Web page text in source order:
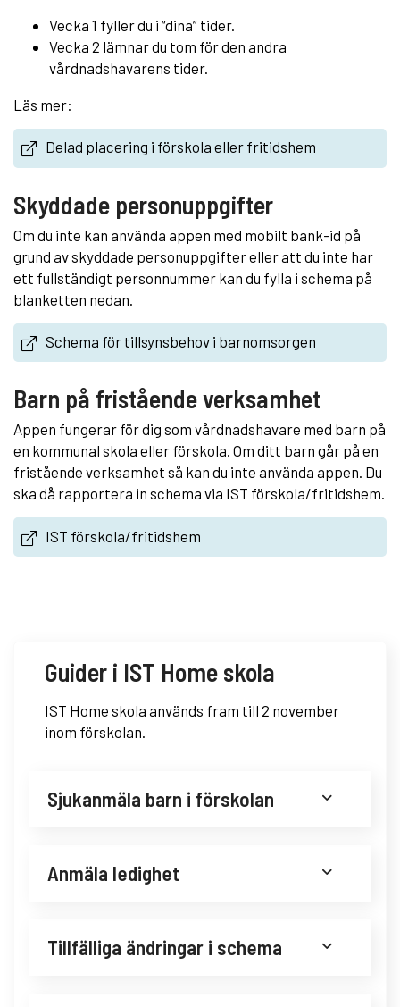
Vecka 1 fyller du i “dina” tider.
Vecka 2 lämnar du tom för den andra
vårdnadshavarens tider.
Läs mer:
Delad placering i förskola eller fritidshem
Skyddade personuppgifter
Om du inte kan använda appen med mobilt bank-id på
grund av skyddade personuppgifter eller att du inte har
ett fullständigt personnummer kan du fylla i schema på
blanketten nedan.
Schema för tillsynsbehov i barnomsorgen
Barn på fristående verksamhet
Appen fungerar för dig som vårdnadshavare med barn på
en kommunal skola eller förskola. Om ditt barn går på en
fristående verksamhet så kan du inte använda appen. Du
ska då rapportera in schema via IST förskola/fritidshem.
IST förskola/fritidshem
Guider i IST Home skola
IST Home skola används fram till 2 november
inom förskolan.
Sjukanmäla barn i förskolan
Anmäla ledighet
Tillfälliga ändringar i schema